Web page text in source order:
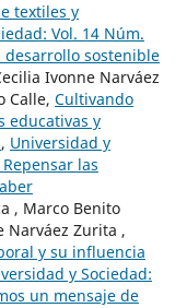
textiles y
Vol. 14 Núm.
desarrollo sostenible
Ivonne Narváez
Calle, Cultivando
educativas y
, Universidad y
las
, Marco Benito
Narváez Zurita ,
y su influencia
y Sociedad:
un mensaje de